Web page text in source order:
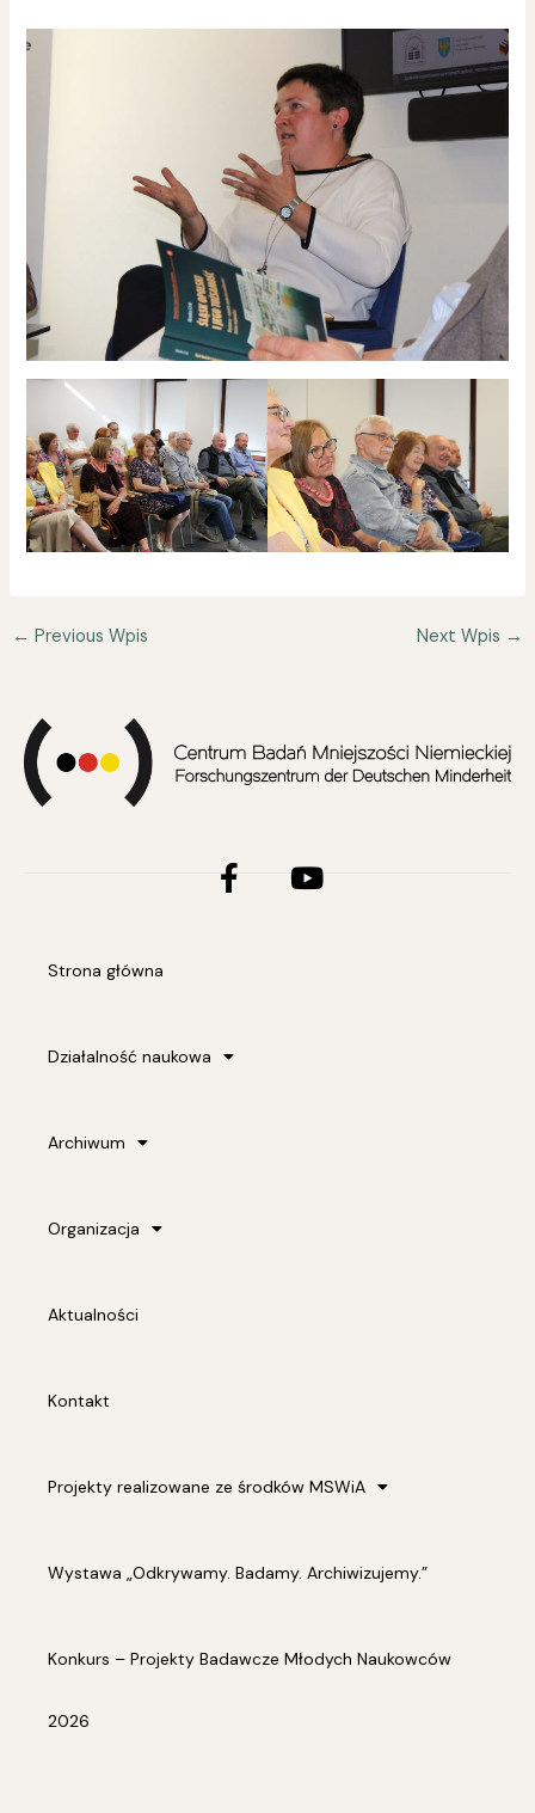
← Previous Wpis Next Wpis →
f
Strona główna
Działalność naukowa
Archiwum
Organizacja
Aktualności
Kontakt
Projekty realizowane ze środków MSWiA
Wystawa „Odkrywamy. Badamy. Archiwizujemy.”
Konkurs – Projekty Badawcze Młodych Naukowców
2026